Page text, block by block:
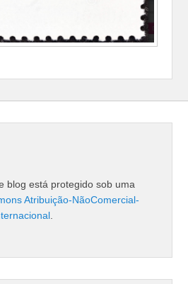
blog está protegido sob uma
Atribuição-NãoComercial-
.